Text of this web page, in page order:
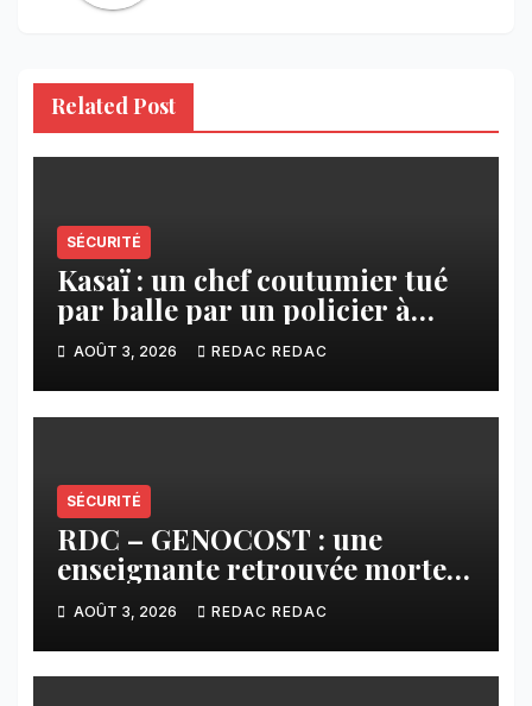
Related Post
SÉCURITÉ
Kasaï : un chef coutumier tué
par balle par un policier à
Kamuesha, la tension monte
AOÛT 3, 2026 REDAC REDAC
SÉCURITÉ
RDC – GENOCOST : une
enseignante retrouvée morte à
l’Est, un drame qui ravive la
douleur des populations
civiles
AOÛT 3, 2026 REDAC REDAC